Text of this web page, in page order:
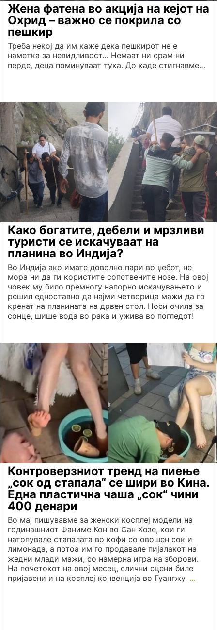
Жена фатена во акција на кејот на
Охрид – важно се покрила со
пешкир
Треба некој да им каже дека пешкирот не е
наметка за невидливост… Немаат ни срам ни
перде, деца поминуваат тука. До каде стигнавме…
Како богатите, дебели и мрзливи
туристи се искачуваат на
планина во Индија?
Во Индија ако имате доволно пари во џебот, не
мора ни да ги користите сопствените нозе. На овој
човек му било премногу напорно искачувањето и
решил едноставно да најми четворица мажи да го
кренат на планината на дрвен стол. Носи очила за
сонце, шише вода во рака и ужива во погледот!
Контроверзниот тренд на пиење
„сок од стапала“ се шири во Кина.
Една пластична чаша „сок“ чини
400 денари
Во мај пишувавме за женски косплеј модели на
годинашниот Фаниме Кон во Сан Хозе, кои ги
натопувале стапалата во кофи со овошен сок и
лимонада, а потоа им го продавале пијалакот на
жедни млади мажи, со намерна игра на зборови.
На почетокот на овој месец, слични сцени биле
пријавени и на косплеј конвенција во Гуангжу, …